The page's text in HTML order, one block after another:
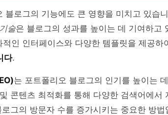
블로그의 기능에도 큰 영향을 미치고 있습
술은 블로그의 성과를 높이는 데 기여하고
인 인터페이스와 다양한 템플릿을 제공하
다.
는 포트폴리오 블로그의 인기를 높이는
콘텐츠 최적화를 통해 다양한 검색어에서
그의 방문자 수를 증가시키는 중요한 방법